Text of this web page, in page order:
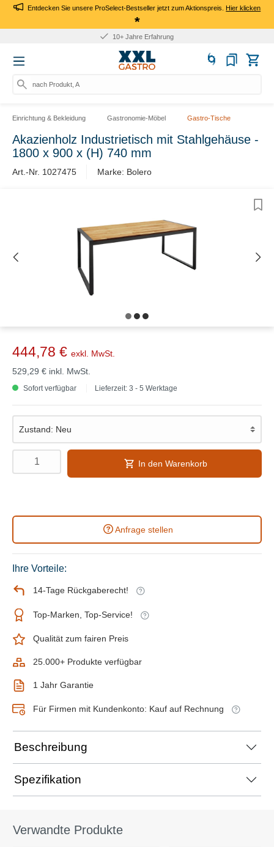
Entdecken Sie unsere ProSelect-Bestseller jetzt zum Aktionspreis.Hier klicken
*
10+ Jahre Erfahrung
nach Produkt, Art
Einrichtung & Bekleidung Gastronomie-Möbel Gastro-Tische
Akazienholz Industrietisch mit Stahlgehäuse -
1800 x 900 x (H) 740 mm
Art.-Nr. 1027475 Marke: Bolero
444,78 € exkl. MwSt.
529,29 € inkl. MwSt.
Sofort verfügbar Lieferzeit: 3 - 5 Werktage
In den Warenkorb
Anfrage stellen
Ihre Vorteile:
14-Tage Rückgaberecht!
Top-Marken, Top-Service!
Qualität zum fairen Preis
25.000+ Produkte verfügbar
1 Jahr Garantie
Für Firmen mit Kundenkonto: Kauf auf Rechnung
Beschreibung
Spezifikation
Verwandte Produkte